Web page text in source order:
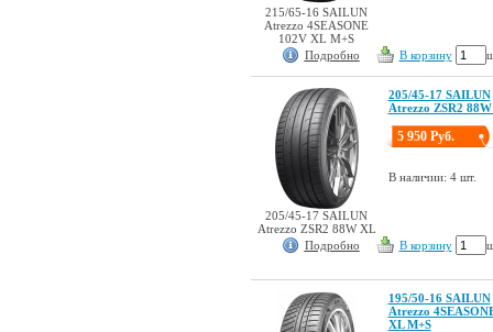
215/65-16 SAILUN
Atrezzo 4SEASONE
102V XL M+S
Подробно В корзину
205/45-17 SAILUN
Atrezzo ZSR2 88W XL
205/45-17 SAILUN
Atrezzo ZSR2
5 950 Руб.
В наличии: 4 шт.
Подробно В корзину
195/50-16 SAILUN
Atrezzo
XL M+S